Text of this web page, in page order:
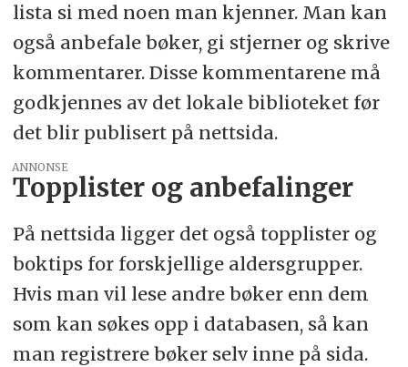
lista si med noen man kjenner. Man kan
også anbefale bøker, gi stjerner og skrive
kommentarer. Disse kommentarene må
godkjennes av det lokale biblioteket før
det blir publisert på nettsida.
ANNONSE
Topplister og anbefalinger
På nettsida ligger det også topplister og
boktips for forskjellige aldersgrupper.
Hvis man vil lese andre bøker enn dem
som kan søkes opp i databasen, så kan
man registrere bøker selv inne på sida.